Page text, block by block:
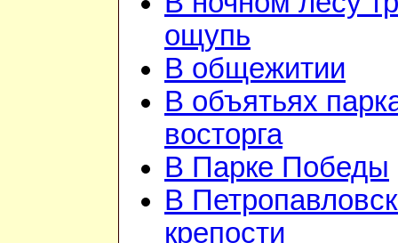
ощупь
В общежитии
В объятьях
восторга
В Парке Победы
В
крепости